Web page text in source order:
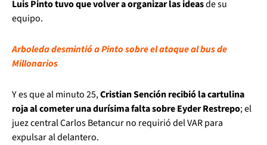
Luis Pinto tuvo que volver a organizar las ideasde su
equipo.
Arboleda desmintió a Pinto sobre el ataque al bus de
Millonarios
Y es que al minuto 25,Cristian Sención recibió la cartulina
roja al cometer una durísima falta sobre Eyder Restrepo; el
juez central Carlos Betancur no requirió del VAR para
expulsar al delantero.